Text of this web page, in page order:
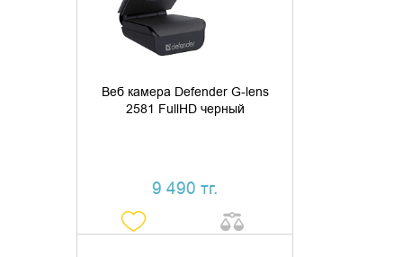
Веб камера Defender G-lens
2581 FullHD черный
9 490 тг.
КУПИТЬ В 1 КЛИК